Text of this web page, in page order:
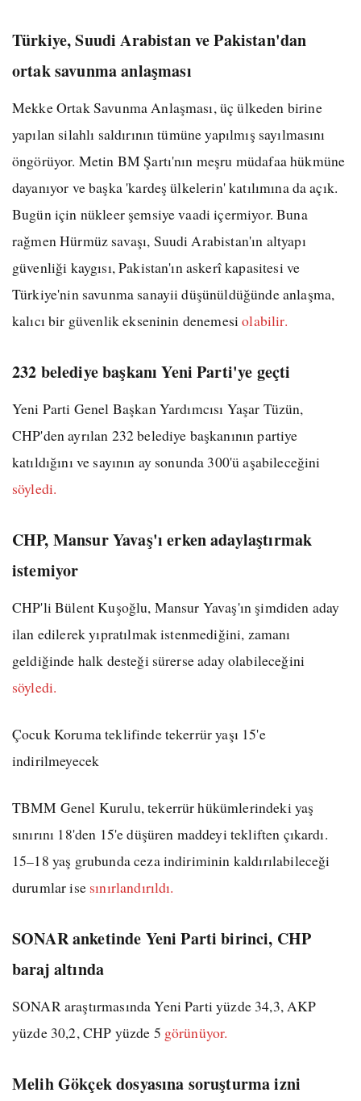
Türkiye, Suudi Arabistan ve Pakistan'dan
ortak savunma anlaşması
Mekke Ortak Savunma Anlaşması, üç ülkeden birine
yapılan silahlı saldırının tümüne yapılmış sayılmasını
öngörüyor. Metin BM Şartı'nın meşru müdafaa hükmüne
dayanıyor ve başka 'kardeş ülkelerin' katılımına da açık.
Bugün için nükleer şemsiye vaadi içermiyor. Buna
rağmen Hürmüz savaşı, Suudi Arabistan'ın altyapı
güvenliği kaygısı, Pakistan'ın askerî kapasitesi ve
Türkiye'nin savunma sanayii düşünüldüğünde anlaşma,
kalıcı bir güvenlik ekseninin denemesiolabilir.
232 belediye başkanı Yeni Parti'ye geçti
Yeni Parti Genel Başkan Yardımcısı Yaşar Tüzün,
CHP'den ayrılan 232 belediye başkanının partiye
katıldığını ve sayının ay sonunda 300'ü aşabileceğini
söyledi.
CHP, Mansur Yavaş'ı erken adaylaştırmak
istemiyor
CHP'li Bülent Kuşoğlu, Mansur Yavaş'ın şimdiden aday
ilan edilerek yıpratılmak istenmediğini, zamanı
geldiğinde halk desteği sürerse aday olabileceğini
söyledi.
Çocuk Koruma teklifinde tekerrür yaşı 15'e
indirilmeyecek
TBMM Genel Kurulu, tekerrür hükümlerindeki yaş
sınırını 18'den 15'e düşüren maddeyi tekliften çıkardı.
15–18 yaş grubunda ceza indiriminin kaldırılabileceği
durumlar ise sınırlandırıldı.
SONAR anketinde Yeni Parti birinci, CHP
baraj altında
SONAR araştırmasında Yeni Parti yüzde 34,3, AKP
yüzde 30,2, CHP yüzde 5 görünüyor.
Melih Gökçek dosyasına soruşturma izni